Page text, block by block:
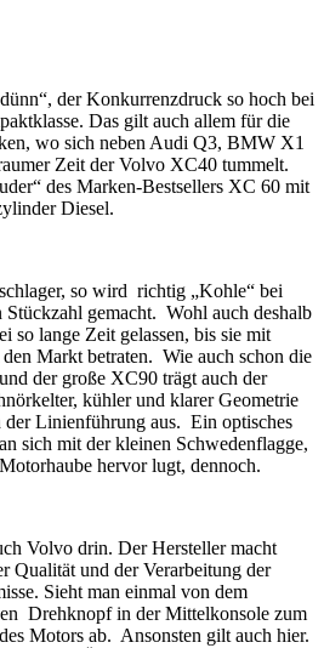
der Konkurrenzdruck so hoch bei
Das gilt auch allem für die
wo sich neben Audi Q3, BMW X1
Zeit der Volvo XC40 tummelt.
des Marken-Bestsellers XC 60 mit
Diesel.
so wird richtig „Kohle“ bei
gemacht. Wohl auch deshalb
so lange Zeit gelassen, bis sie mit
Markt betraten. Wie auch schon die
der große XC90 trägt auch der
kühler und klarer Geometrie
Linienführung aus. Ein optisches
sich mit der kleinen Schwedenflagge,
hervor lugt, dennoch.
Volvo drin. Der Hersteller macht
Qualität und der Verarbeitung der
Sieht man einmal von dem
Drehknopf in der Mittelkonsole zum
Motors ab. Ansonsten gilt auch hier.